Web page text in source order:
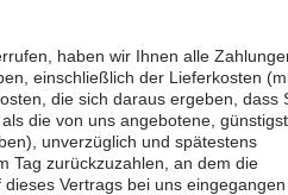
haben wir Ihnen alle
einschließlich der Lieferkosten
die sich daraus ergeben, dass
die von uns angebotene,
unverzüglich und spätestens
Tag zurückzuzahlen, an dem die
Vertrags bei uns eingegangen